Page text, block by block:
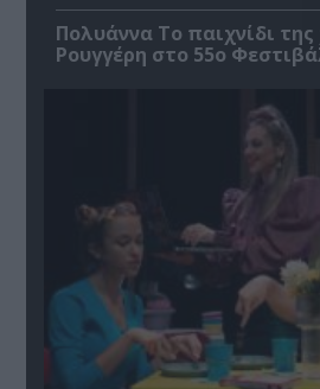
Πολυάννα Το παιχνίδι
Ρουγγέρη στο 55ο